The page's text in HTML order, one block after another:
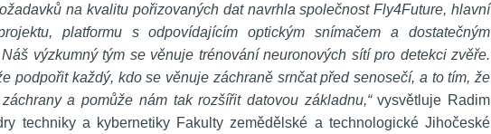
na kvalitu pořizovaných dat navrhla společnost Fly4Future, hlavní
platformu s odpovídajícím optickým snímačem a dostatečným
výzkumný tým se věnuje trénování neuronových sítí pro detekci zvěře.
podpořit každý, kdo se věnuje záchraně srnčat před senosečí, a to tím, že
a pomůže nám tak rozšířit datovou základnu,“ vysvětluje Radim
techniky a kybernetiky Fakulty zemědělské a technologické Jihočeské